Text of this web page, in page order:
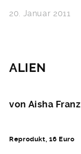
20. Januar 2011
ALIEN
von Aisha Franz
Reprodukt, 16 Euro